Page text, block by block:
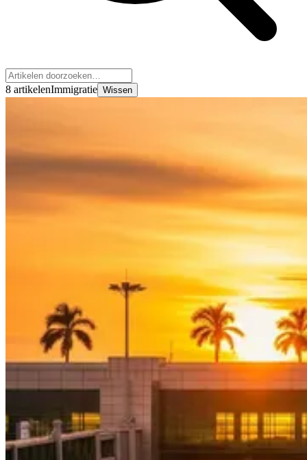
8 artikelenImmigratie Wissen